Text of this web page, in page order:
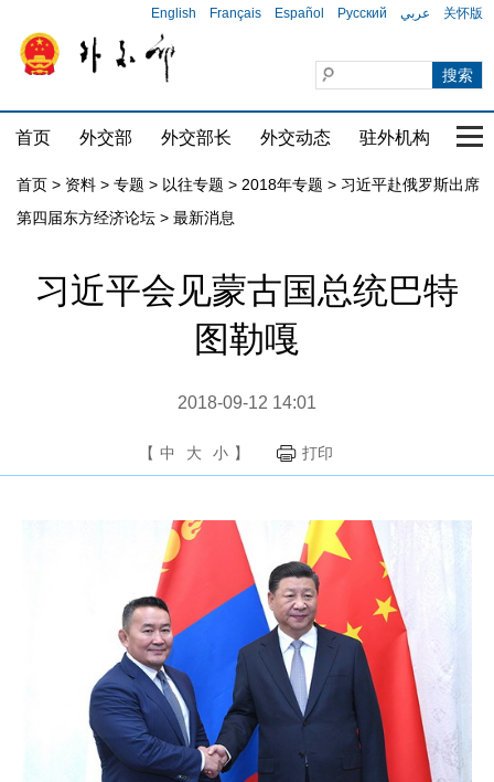
English Français Español Русский عربي 关怀版
首页 外交部 外交部长 外交动态 驻外机构 国
首页 > 资料 > 专题 > 以往专题 > 2018年专题 > 习近平赴俄罗斯出席
第四届东方经济论坛 > 最新消息
习近平会见蒙古国总统巴特
图勒嘎
2018-09-12 14:01
【 中 大 小 】 打印